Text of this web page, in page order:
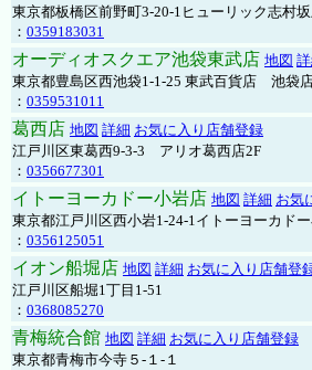
東京都板橋区前野町3-20-1ヒューリック志村
： 0359183031
オーディオスクエア池袋東武店 地図
東京都豊島区西池袋1-1-25 東武百貨店 池袋
： 0359531011
葛西店 地図 詳細 お気に入り店舗登録
江戸川区東葛西9-3-3 アリオ葛西店2F
： 0356677301
イトーヨーカドー小岩店 地図 詳細 お気
東京都江戸川区西小岩1-24-1イトーヨーカド
： 0356125051
イオン船堀店 地図 詳細 お気に入り店舗登
江戸川区船堀1丁目1-51
： 0368085270
青梅統合館 地図 詳細 お気に入り店舗登録
東京都青梅市今寺５-１-１